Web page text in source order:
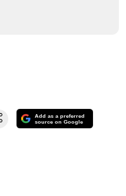
Add as a preferred
source on Google